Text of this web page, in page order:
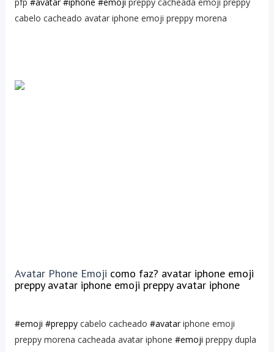
cabelo cacheado avatar iphone emoji preppy morena
Avatar Phone Emoji como faz? avatar iphone emoji
preppy avatar iphone emoji preppy avatar iphone
#emoji #preppycabelo cacheado #avatariphone emoji
preppy morena cacheada avatar iphone #emoji preppy dupla